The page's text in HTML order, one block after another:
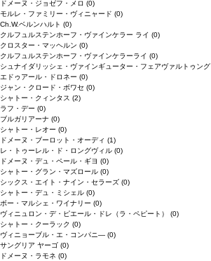
ドメーヌ・ジョゼフ・メロ (0)
モルレ・ファミリー・ヴィニャード (0)
Ch.W.ベルンハルト (0)
クルフュルステンホーフ・ヴァインケラー ライ (0)
クロスター・マッヘルン (0)
クルフュルステンホーフ・ヴァインケラーライ (0)
シュナイダリッシェ・ヴァインギューター・フェアヴァルトゥング
エドゥアール・ドロネー (0)
ジャン・クロード・ボワセ (0)
シャトー・クィンタス (2)
ラフ・デー (0)
ブルガリアーナ (0)
シャトー・レオー (0)
ドメーヌ・ブーロット・オーディ (1)
レ・トゥーレル・ド・ロングヴィル (0)
ドメーヌ・デュ・ペール・ギヨ (0)
シャトー・グラン・マズロール (0)
シックス・エイト・ナイン・セラーズ (0)
シャトー・デュ・ミシェル (0)
ボー・マルシェ・ワイナリー (0)
ヴィニュロン・デ・ピエール・ドレ（ラ・ペピート） (0)
シャトー・クーラック (0)
ヴィニョーブル・エ・コンパニ― (0)
サングリア ヤーゴ (0)
ドメーヌ・ラモネ (0)